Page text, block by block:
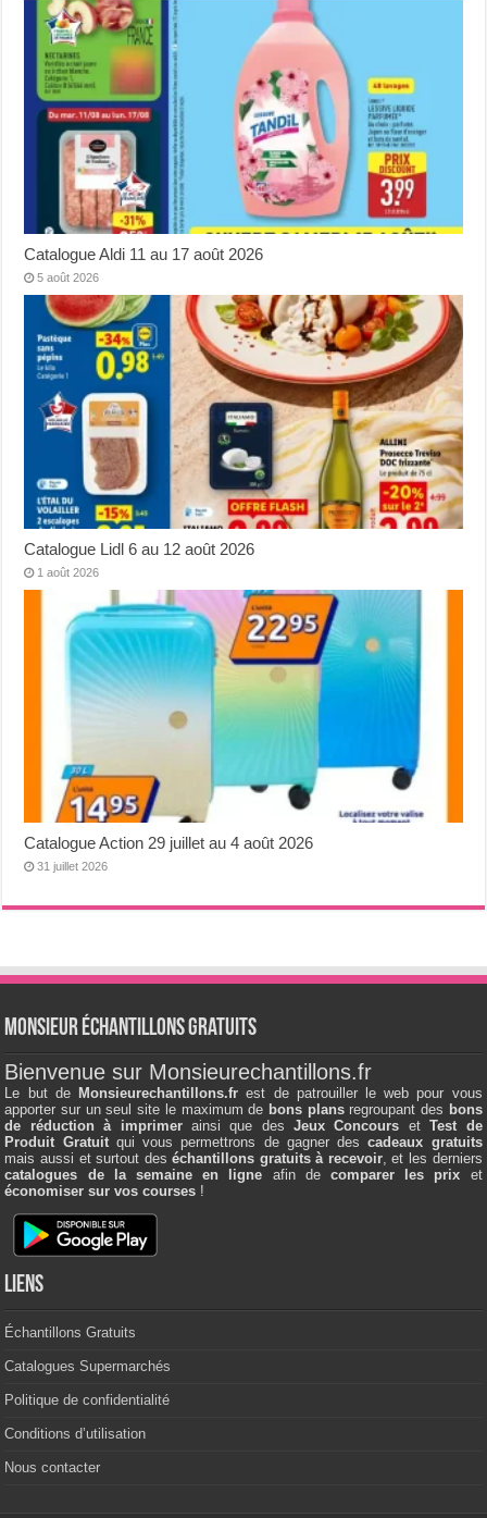
Catalogue Aldi 11 au 17 août 2026
5 août 2026
Catalogue Lidl 6 au 12 août 2026
1 août 2026
Catalogue Action 29 juillet au 4 août 2026
31 juillet 2026
Monsieur échantillons Gratuits
Bienvenue sur Monsieurechantillons.fr
Le but de Monsieurechantillons.fr est de patrouiller le web pour vous
apporter sur un seul site le maximum de bons plansregroupant des bons
de réduction à imprimerainsi que desJeux Concours etTest de
Produit Gratuitqui vous permettrons de gagner descadeaux gratuits
mais aussi et surtout deséchantillons gratuits à recevoir, et les derniers
catalogues de la semaine en ligne afin de comparer les prix et
économiser sur vos courses !
Liens
Échantillons Gratuits
Catalogues Supermarchés
Politique de confidentialité
Conditions d’utilisation
Nous contacter